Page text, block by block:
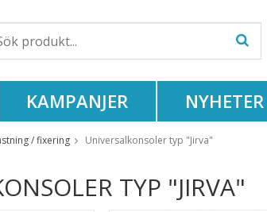
KAMPANJER NYHETER
/ fixering Universalkonsoler typ "Jirva"
TYP "JIRVA"